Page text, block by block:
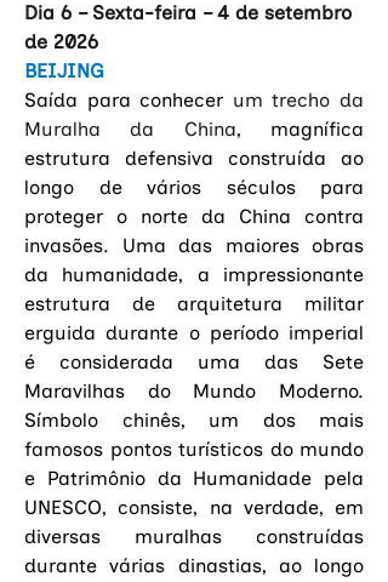
Dia 6 – Sexta-feira – 4 de setembro
de 2026
BEIJING
Saída para conhecer um trecho da
Muralha da China, magnífica
estrutura defensiva construída ao
longo de vários séculos para
proteger o norte da China contra
invasões. Uma das maiores obras
da humanidade, a impressionante
estrutura de arquitetura militar
erguida durante o período imperial
é considerada uma das Sete
Maravilhas do Mundo Moderno.
Símbolo chinês, um dos mais
famosos pontos turísticos do mundo
e Patrimônio da Humanidade pela
UNESCO, consiste, na verdade, em
diversas muralhas construídas
durante várias dinastias, ao longo